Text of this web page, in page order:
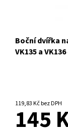
Boční dvířka
VK135 a
119,83 Kč bez DPH
145